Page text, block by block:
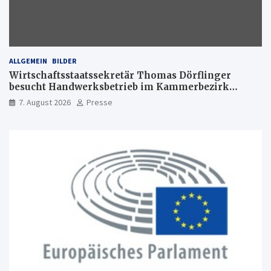
ALLGEMEIN BILDER
Wirtschaftsstaatssekretär Thomas Dörflinger
besucht Handwerksbetrieb im Kammerbezirk
Freiburg
7. August 2026 Presse